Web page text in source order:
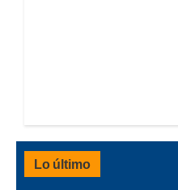
Lo último